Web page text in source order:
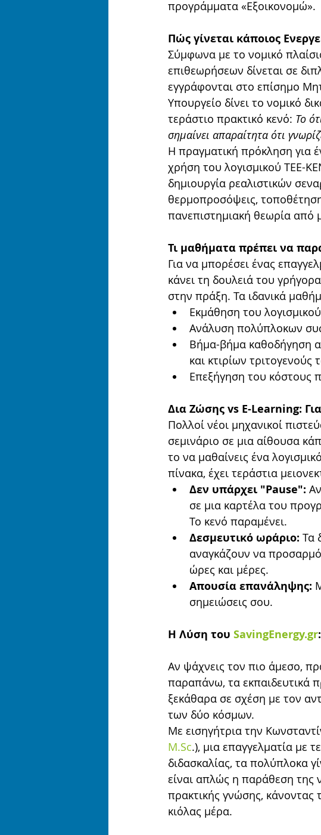
προγράμματα «Εξοικονομώ».
Πώς γίνεται κάποιος
Σύμφωνα με το νομικό
επιθεωρήσεων δίνεται σε
εγγράφονται στο επίσημο
Υπουργείο δίνει το νομικό
τεράστιο πρακτικό κενό: Το
σημαίνει απαραίτητα ότι
Η πραγματική πρόκληση για
χρήση του λογισμικού ΤΕΕ-
δημιουργία ρεαλιστικών
θερμοπροσόψεις,
πανεπιστημιακή θεωρία από
Τι μαθήματα πρέπει να
Για να μπορέσει ένας
κάνει τη δουλειά του
στην πράξη. Τα ιδανικά
Εκμάθηση του
Ανάλυση πολύπλοκων
Βήμα-βήμα καθοδήγηση
και κτιρίων
Επεξήγηση του κόστους
Δια Ζώσης vs E-Learning:
Πολλοί νέοι μηχανικοί
σεμινάριο σε μια αίθουσα
το να μαθαίνεις ένα
πίνακα, έχει τεράστια
Δεν υπάρχει "Pause":
σε μια καρτέλα του
Το κενό παραμένει.
Δεσμευτικό ωράριο: Τα
αναγκάζουν να
ώρες και μέρες.
Απουσία επανάληψης:
σημειώσεις σου.
Η Λύση του SavingEnergy.gr
Αν ψάχνεις τον πιο άμεσο,
παραπάνω, τα εκπαιδευτικά
ξεκάθαρα σε σχέση με τον
των δύο κόσμων.
Με εισηγήτρια την
M.Sc.), μια επαγγελματία με
διδασκαλίας, τα πολύπλοκα
είναι απλώς η παράθεση της
πρακτικής γνώσης,
κιόλας μέρα.